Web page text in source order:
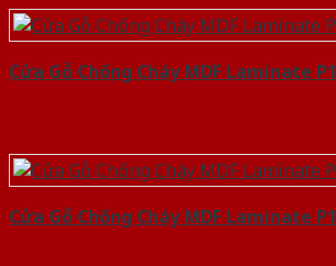
Cửa Gỗ Chống Cháy MDF Laminate P1
Cửa Gỗ Chống Cháy MDF Laminate P1